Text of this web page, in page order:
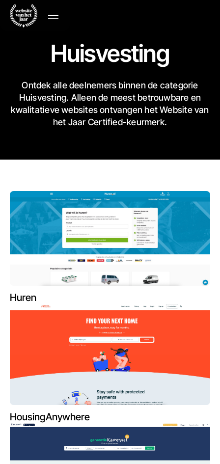
Huisvesting
Ontdek alle deelnemers binnen de categorie
Huisvesting. Alleen de meest betrouwbare en
kwalitatieve websites ontvangen het Website van
het Jaar Certified-keurmerk.
Huren
HousingAnywhere